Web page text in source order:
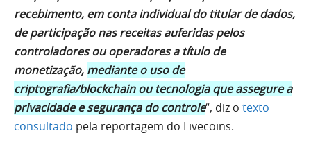
recebimento, em conta individual do titular de dados,
de participação nas receitas auferidas pelos
controladores ou operadores a título de
monetização, mediante o uso de
criptografia/blockchain ou tecnologia que assegure a
privacidade e segurança do controle“, diz o texto
consultado pela reportagem do Livecoins.